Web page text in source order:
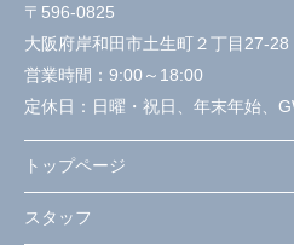
〒596-0825
大阪府岸和田市土生町２丁目27-28
営業時間： 9:00～18:00
定休日： 日曜・祝日、年末年始、
トップページ
スタッフ